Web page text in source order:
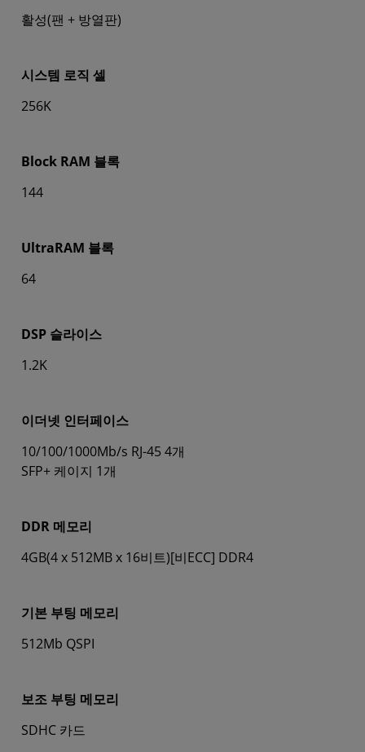
활성(팬 + 방열판)
시스템 로직 셀
256K
Block RAM 블록
144
UltraRAM 블록
64
DSP 슬라이스
1.2K
이더넷 인터페이스
10/100/1000Mb/s RJ-45 4개
SFP+ 케이지 1개
DDR 메모리
4GB(4 x 512MB x 16비트)[비ECC] DDR4
기본 부팅 메모리
512Mb QSPI
보조 부팅 메모리
SDHC 카드